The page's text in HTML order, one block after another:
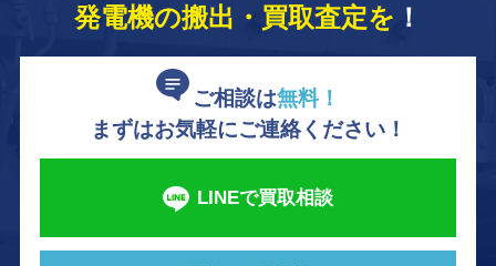
発電機の搬出・買取査定を ！
ご相談は無料！
まずはお気軽にご連絡ください！
LINEで買取相談